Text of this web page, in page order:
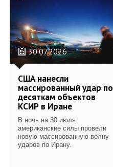
30.07.2026
США нанесли
массированный удар по
десяткам объектов
КСИР в Иране
В ночь на 30 июля
американские силы провели
новую массированную волну
ударов по Ирану.